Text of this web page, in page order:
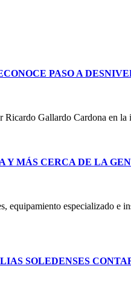
PASO A
Gallardo Cardona en
Y MÁS CERCA DE LA
equipamiento especializado e
SOLEDENSES